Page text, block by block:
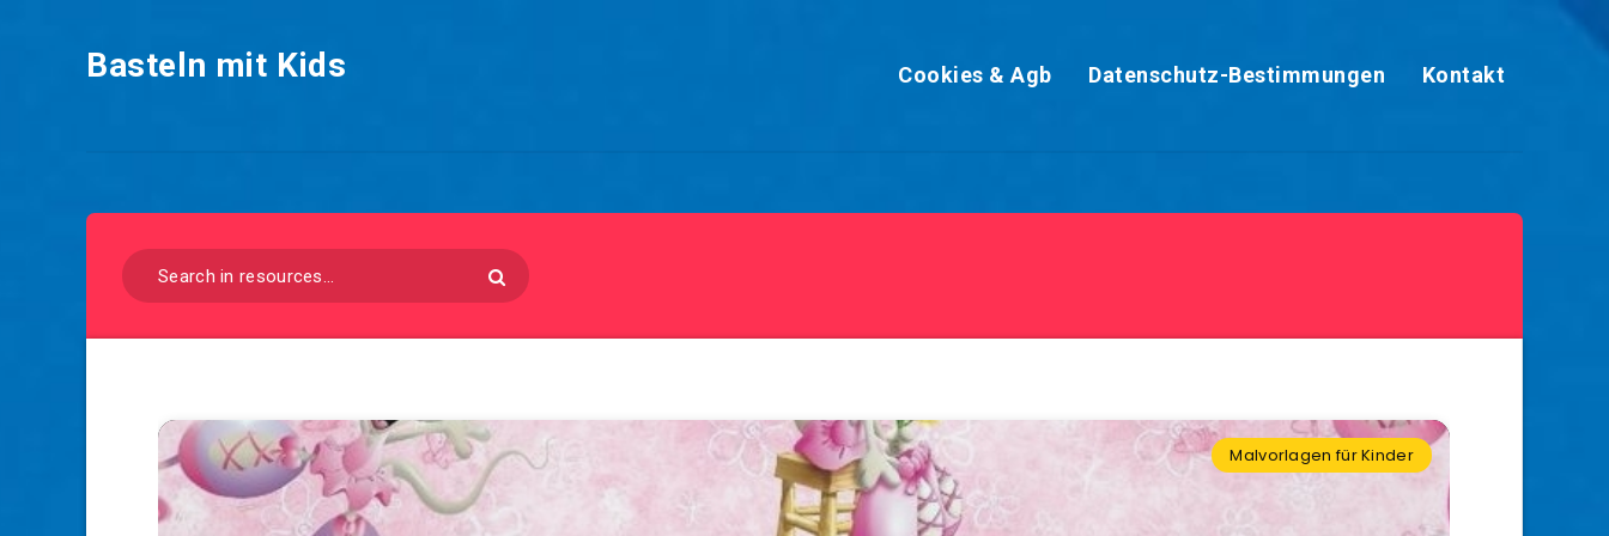
Basteln mit Kids Cookies & Agb Datenschutz-Bestimmungen Kontakt
Malvorlagen für Kinder